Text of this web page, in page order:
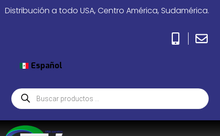
Distribución a todo USA, Centro América, Sudamérica.
Español